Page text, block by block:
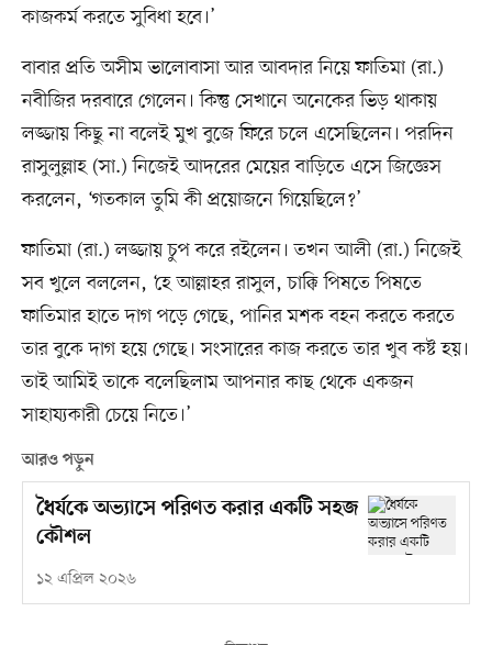
কাজকর্ম করতে সুবিধা হবে।’
বাবার প্রতি অসীম ভালোবাসা আর আবদার নিয়ে ফাতিমা (রা.)
নবীজির দরবারে গেলেন। কিন্তু সেখানে অনেকের ভিড় থাকায়
লজ্জায় কিছু না বলেই মুখ বুজে ফিরে চলে এসেছিলেন। পরদিন
রাসুলুল্লাহ (সা.) নিজেই আদরের মেয়ের বাড়িতে এসে জিজ্ঞেস
করলেন, ‘গতকাল তুমি কী প্রয়োজনে গিয়েছিলে?’
ফাতিমা (রা.) লজ্জায় চুপ করে রইলেন। তখন আলী (রা.) নিজেই
সব খুলে বললেন, ‘হে আল্লাহর রাসুল, চাক্কি পিষতে পিষতে
ফাতিমার হাতে দাগ পড়ে গেছে, পানির মশক বহন করতে করতে
তার বুকে দাগ হয়ে গেছে। সংসারের কাজ করতে তার খুব কষ্ট হয়।
তাই আমিই তাকে বলেছিলাম আপনার কাছ থেকে একজন
সাহায্যকারী চেয়ে নিতে।’
আরও পড়ুন
ধৈর্যকে অভ্যাসে পরিণত করার একটি সহজ
কৌশল
১২ এপ্রিল ২০২৬